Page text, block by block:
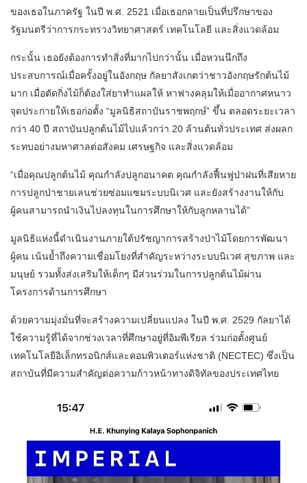
ของเธอในภาครัฐ ในปี พ.ศ. 2521 เมื่อเธอกลายเป็นที่ปรึกษาของ
รัฐมนตรีว่าการกระทรวงวิทยาศาสตร์ เทคโนโลยี และสิ่งแวดล้อม
กระนั้น เธอยังต้องการทำสิ่งที่มากไปกว่านั้น เมื่อหวนนึกถึง
ประสบการณ์เมื่อครั้งอยู่ในอังกฤษ กัลยาสังเกตว่าชาวอังกฤษรักต้นไม้
มาก เมื่อตัดกิ่งไม้ก็ต้องใส่ยาทำแผลให้ หาฟางคลุมให้เมื่ออากาศหนาว
จุดประกายให้เธอก่อตั้ง “มูลนิธิสถาบันราชพฤกษ์” ขึ้น ตลอดระยะเวลา
กว่า 40 ปี สถาบันปลูกต้นไม้ไปแล้วกว่า 20 ล้านต้นทั่วประเทศ ส่งผลก
ระทบอย่างมหาศาลต่อสังคม เศรษฐกิจ และสิ่งแวดล้อม
“เมื่อคุณปลูกต้นไม้ คุณกำลังปลูกอนาคต คุณกำลังฟื้นฟูป่าฝนที่เสียหาย
การปลูกป่าชายเลนช่วยซ่อมแซมระบบนิเวศ และยังสร้างงานให้กับ
ผู้คนสามารถนำเงินไปลงทุนในการศึกษาให้กับลูกหลานได้”
มูลนิธิแห่งนี้ดำเนินงานภายใต้ปรัชญาการสร้างป่าไม้โดยการพัฒนา
ผู้คน เน้นย้ำถึงความเชื่อมโยงที่สำคัญระหว่างระบบนิเวศ สุขภาพ และ
มนุษย์ รวมทั้งส่งเสริมให้เด็กๆ มีส่วนร่วมในการปลูกต้นไม้ผ่าน
โครงการด้านการศึกษา
ด้วยความมุ่งมั่นที่จะสร้างความเปลี่ยนแปลง ในปี พ.ศ. 2529 กัลยาได้
ใช้ความรู้ที่ได้จากช่วงเวลาที่ศึกษาอยู่ที่อิมพีเรียล ร่วมก่อตั้งศูนย์
เทคโนโลยีอิเล็กทรอนิกส์และคอมพิวเตอร์แห่งชาติ (NECTEC) ซึ่งเป็น
สถาบันที่มีความสำคัญต่อความก้าวหน้าทางดิจิทัลของประเทศไทย